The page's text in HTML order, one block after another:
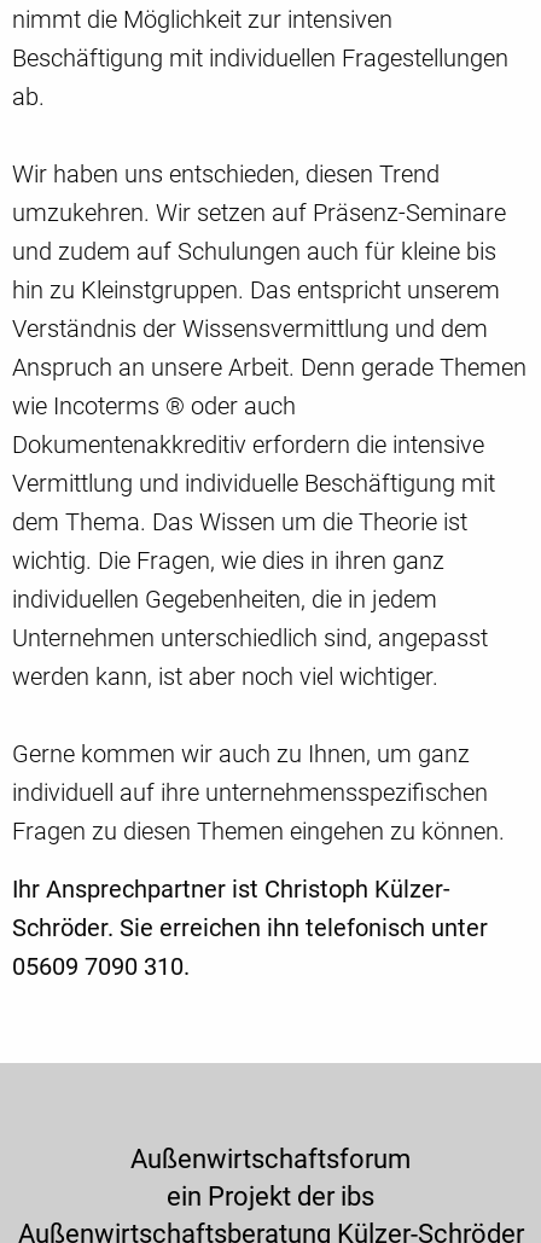
nimmt die Möglichkeit zur intensiven
Beschäftigung mit individuellen Fragestellungen
ab.
Wir haben uns entschieden, diesen Trend
umzukehren. Wir setzen auf Präsenz-Seminare
und zudem auf Schulungen auch für kleine bis
hin zu Kleinstgruppen. Das entspricht unserem
Verständnis der Wissensvermittlung und dem
Anspruch an unsere Arbeit. Denn gerade Themen
wie Incoterms ® oder auch
Dokumentenakkreditiv erfordern die intensive
Vermittlung und individuelle Beschäftigung mit
dem Thema. Das Wissen um die Theorie ist
wichtig. Die Fragen, wie dies in ihren ganz
individuellen Gegebenheiten, die in jedem
Unternehmen unterschiedlich sind, angepasst
werden kann, ist aber noch viel wichtiger.
Gerne kommen wir auch zu Ihnen, um ganz
individuell auf ihre unternehmensspezifischen
Fragen zu diesen Themen eingehen zu können.
Ihr Ansprechpartner ist Christoph Külzer-
Schröder. Sie erreichen ihn telefonisch unter
05609 7090 310.
Außenwirtschaftsforum
ein Projekt der ibs
Außenwirtschaftsberatung Külzer-Schröder